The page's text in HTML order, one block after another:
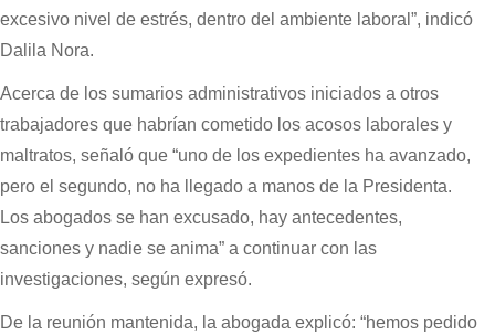
excesivo nivel de estrés, dentro del ambiente laboral”, indicó
Dalila Nora.
Acerca de los sumarios administrativos iniciados a otros
trabajadores que habrían cometido los acosos laborales y
maltratos, señaló que “uno de los expedientes ha avanzado,
pero el segundo, no ha llegado a manos de la Presidenta.
Los abogados se han excusado, hay antecedentes,
sanciones y nadie se anima” a continuar con las
investigaciones, según expresó.
De la reunión mantenida, la abogada explicó: “hemos pedido